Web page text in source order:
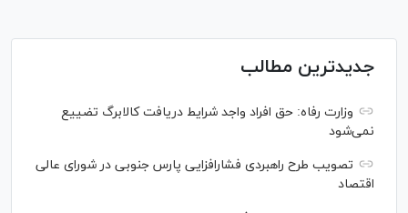
جدیدترین مطالب
وزارت رفاه: حق افراد واجد شرایط دریافت کالابرگ تضییع
نمی‌شود
تصویب طرح راهبردی فشارافزایی پارس جنوبی در شورای عالی
اقتصاد